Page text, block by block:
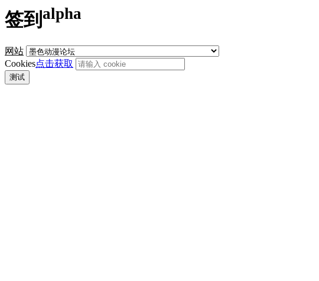
签到 alpha
网站
Cookies点击获取
测试